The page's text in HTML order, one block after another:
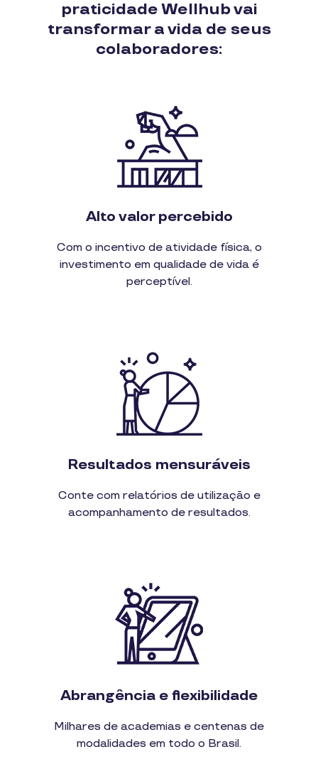
praticidade Wellhub vai
transformar a vida de seus
colaboradores:
Alto valor percebido
Com o incentivo de atividade física, o
investimento em qualidade de vida é
perceptível.
Resultados mensuráveis
Conte com relatórios de utilização e
acompanhamento de resultados.
Abrangência e flexibilidade
Milhares de academias e centenas de
modalidades em todo o Brasil.